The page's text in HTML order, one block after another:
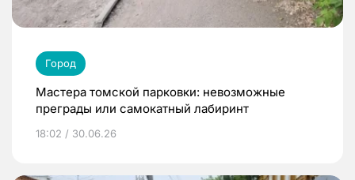
Город
Мастера томской парковки: невозможные
преграды или самокатный лабиринт
18:02 / 30.06.26